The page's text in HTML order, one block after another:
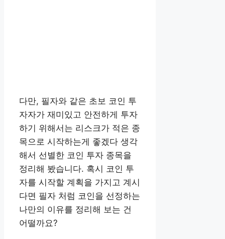
다만, 필자와 같은 초보 코인 투
자자가 재미있고 안전하게 투자
하기 위해서는 리스크가 적은 종
목으로 시작하는게 좋겠다 생각
해서 선별한 코인 투자 종목을
정리해 봤습니다. 혹시 코인 투
자를 시작할 계획을 가지고 계시
다면 필자 처럼 코인을 선정하는
나만의 이유를 정리해 보는 건
어떨까요?